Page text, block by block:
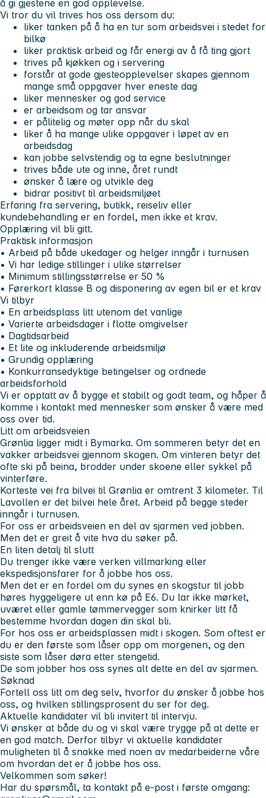
å gi gjestene en god opplevelse.
Vi tror du vil trives hos oss dersom du:
liker tanken på å ha en tur som arbeidsvei i stedet for
bilkø
liker praktisk arbeid og får energi av å få ting gjort
trives på kjøkken og i servering
forstår at gode gjesteopplevelser skapes gjennom
mange små oppgaver hver eneste dag
liker mennesker og god service
er arbeidsom og tar ansvar
er pålitelig og møter opp når du skal
liker å ha mange ulike oppgaver i løpet av en
arbeidsdag
kan jobbe selvstendig og ta egne beslutninger
trives både ute og inne, året rundt
ønsker å lære og utvikle deg
bidrar positivt til arbeidsmiljøet
Erfaring fra servering, butikk, reiseliv eller
kundebehandling er en fordel, men ikke et krav.
Opplæring vil bli gitt.
Praktisk informasjon
• Arbeid på både ukedager og helger inngår i turnusen
• Vi har ledige stillinger i ulike størrelser
• Minimum stillingsstørrelse er 50 %
• Førerkort klasse B og disponering av egen bil er et krav
Vi tilbyr
• En arbeidsplass litt utenom det vanlige
• Varierte arbeidsdager i flotte omgivelser
• Dagtidsarbeid
• Et lite og inkluderende arbeidsmiljø
• Grundig opplæring
• Konkurransedyktige betingelser og ordnede
arbeidsforhold
Vi er opptatt av å bygge et stabilt og godt team, og håper å
komme i kontakt med mennesker som ønsker å være med
oss over tid.
Litt om arbeidsveien
Grønlia ligger midt i Bymarka. Om sommeren betyr det en
vakker arbeidsvei gjennom skogen. Om vinteren betyr det
ofte ski på beina, brodder under skoene eller sykkel på
vinterføre.
Korteste vei fra bilvei til Grønlia er omtrent 3 kilometer. Til
Lavollen er det bilvei hele året. Arbeid på begge steder
inngår i turnusen.
For oss er arbeidsveien en del av sjarmen ved jobben.
Men det er greit å vite hva du søker på.
En liten detalj til slutt
Du trenger ikke være verken villmarking eller
ekspedisjonsfarer for å jobbe hos oss.
Men det er en fordel om du synes en skogstur til jobb
høres hyggeligere ut enn kø på E6. Du lar ikke mørket,
uværet eller gamle tømmervegger som knirker litt få
bestemme hvordan dagen din skal bli.
For hos oss er arbeidsplassen midt i skogen. Som oftest er
du er den første som låser opp om morgenen, og den
siste som låser døra etter stengetid.
De som jobber hos oss synes alt dette en del av sjarmen.
Søknad
Fortell oss litt om deg selv, hvorfor du ønsker å jobbe hos
oss, og hvilken stillingsprosent du ser for deg.
Aktuelle kandidater vil bli invitert til intervju.
Vi ønsker at både du og vi skal være trygge på at dette er
en god match. Derfor tilbyr vi aktuelle kandidater
muligheten til å snakke med noen av medarbeiderne våre
om hvordan det er å jobbe hos oss.
Velkommen som søker!
Har du spørsmål, ta kontakt på e-post i første omgang: